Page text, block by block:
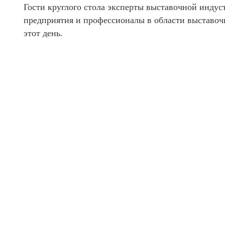
Гости круглого стола эксперты выставочной
предприятия и профессионалы в области
этот день.